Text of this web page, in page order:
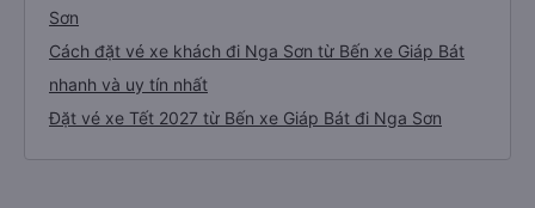
Sơn
Cách đặt vé xe khách đi Nga Sơn từ Bến xe Giáp Bát
nhanh và uy tín nhất
Đặt vé xe Tết 2027 từ Bến xe Giáp Bát đi Nga Sơn